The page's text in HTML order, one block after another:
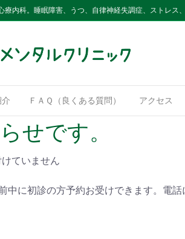
療内科。睡眠障害、うつ、自律神経失調症、ストレス
介 ＦＡＱ（良くある質問） アクセス
せです。
ていません
中に初診の方予約お受けできます。電話